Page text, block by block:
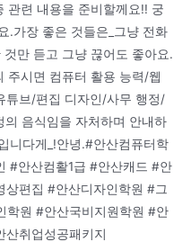
관련 내용을 준비할께요!! 궁
.가장 좋은 것들은_그냥 전화
만 듣고 그냥 끊어도 좋아요.
주시면 컴퓨터 활용 능력/웹
튜브/편집 디자인/사무 행정/
음식임을 자처하며 안내하
니다게_!안녕.#안산컴퓨터학
#안산컴활1급 #안산캐드 #안
편집 #안산디자인학원 #그
학원 #안산국비지원학원 #안
취업성공패키지